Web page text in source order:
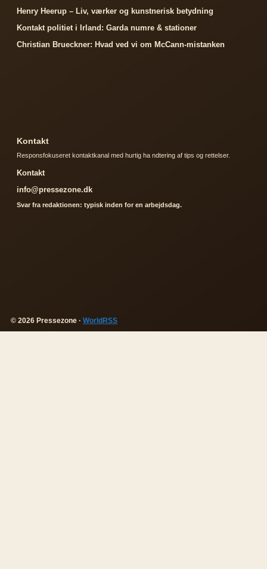
Henry Heerup – Liv, værker og kunstnerisk betydning
Kontakt politiet i Irland: Garda numre & stationer
Christian Brueckner: Hvad ved vi om McCann-mistanken
Kontakt
Responsfokuseret kontaktkanal med hurtig ha ndtering af tips og rettelser.
Kontakt
info@pressezone.dk
Svar fra redaktionen: typisk inden for en arbejdsdag.
© 2026 Pressezone · WorldRSS